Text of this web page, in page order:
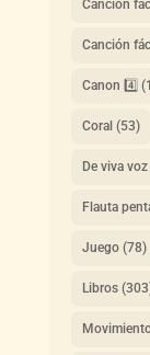
Canción
Canción
Canon 4️⃣
Coral (53)
De viva voz
Flauta
Juego(78)
Libros